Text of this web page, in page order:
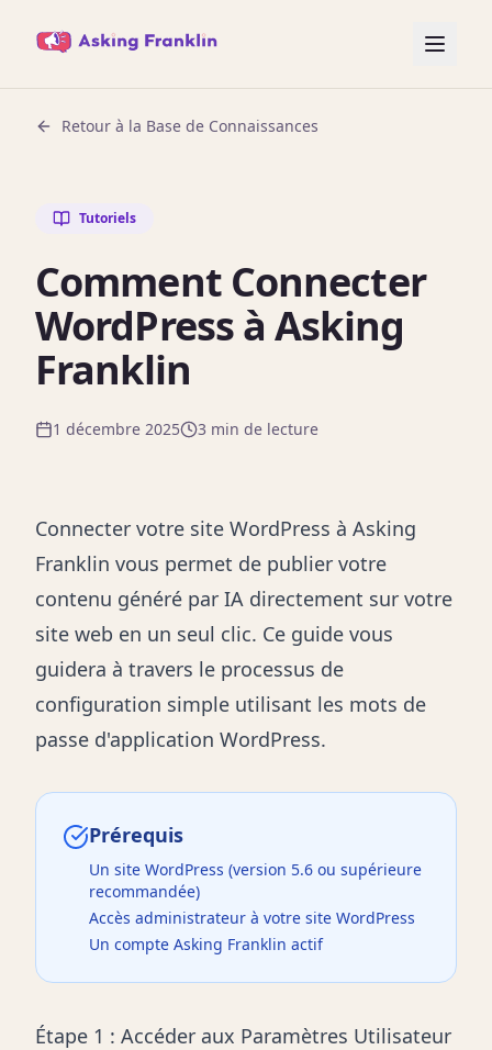
Retour à la Base de Connaissances
Tutoriels
Comment Connecter
WordPress à Asking
Franklin
1 décembre 2025 3 min de lecture
Connecter votre site WordPress à Asking
Franklin vous permet de publier votre
contenu généré par IA directement sur votre
site web en un seul clic. Ce guide vous
guidera à travers le processus de
configuration simple utilisant les mots de
passe d'application WordPress.
Prérequis
Un site WordPress (version 5.6 ou supérieure
recommandée)
Accès administrateur à votre site WordPress
Un compte Asking Franklin actif
Étape 1 : Accéder aux Paramètres Utilisateur